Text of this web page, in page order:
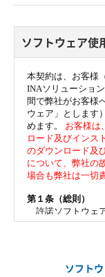
ソフトウェア使
ソフト